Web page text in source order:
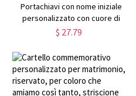
Portachiavi con nome iniziale
personalizzato con cuore di
pallavolo, portachiavi con
personalizzato, accessorio di
pallavolo, regalo per
squadra/giocatore/allenatore di
pallavolo
$ 27.79